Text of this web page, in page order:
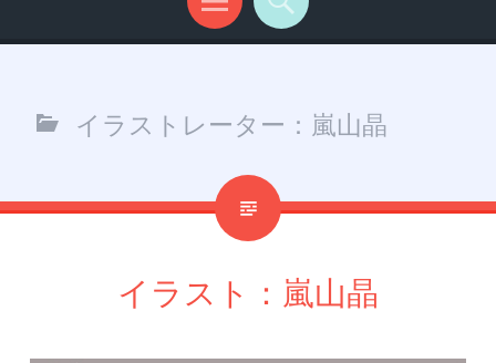
メ
検
イラストレーター：嵐山晶
イラスト：嵐山晶